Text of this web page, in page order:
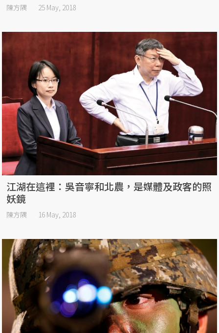
陳方隅 25 May, 2018
江湖在這裡：吳音寧和北農，是媒體及政客的照
妖鏡
陳方隅 16 May, 2018